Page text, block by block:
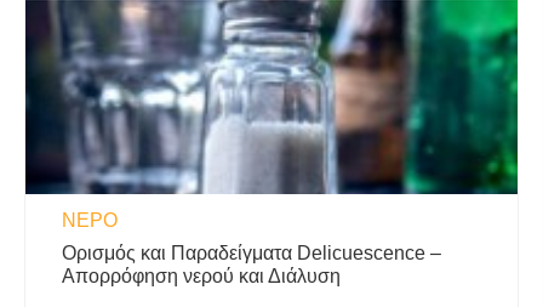
ΝΕΡΌ
Ορισμός και Παραδείγματα Delicuescence –
Απορρόφηση νερού και Διάλυση